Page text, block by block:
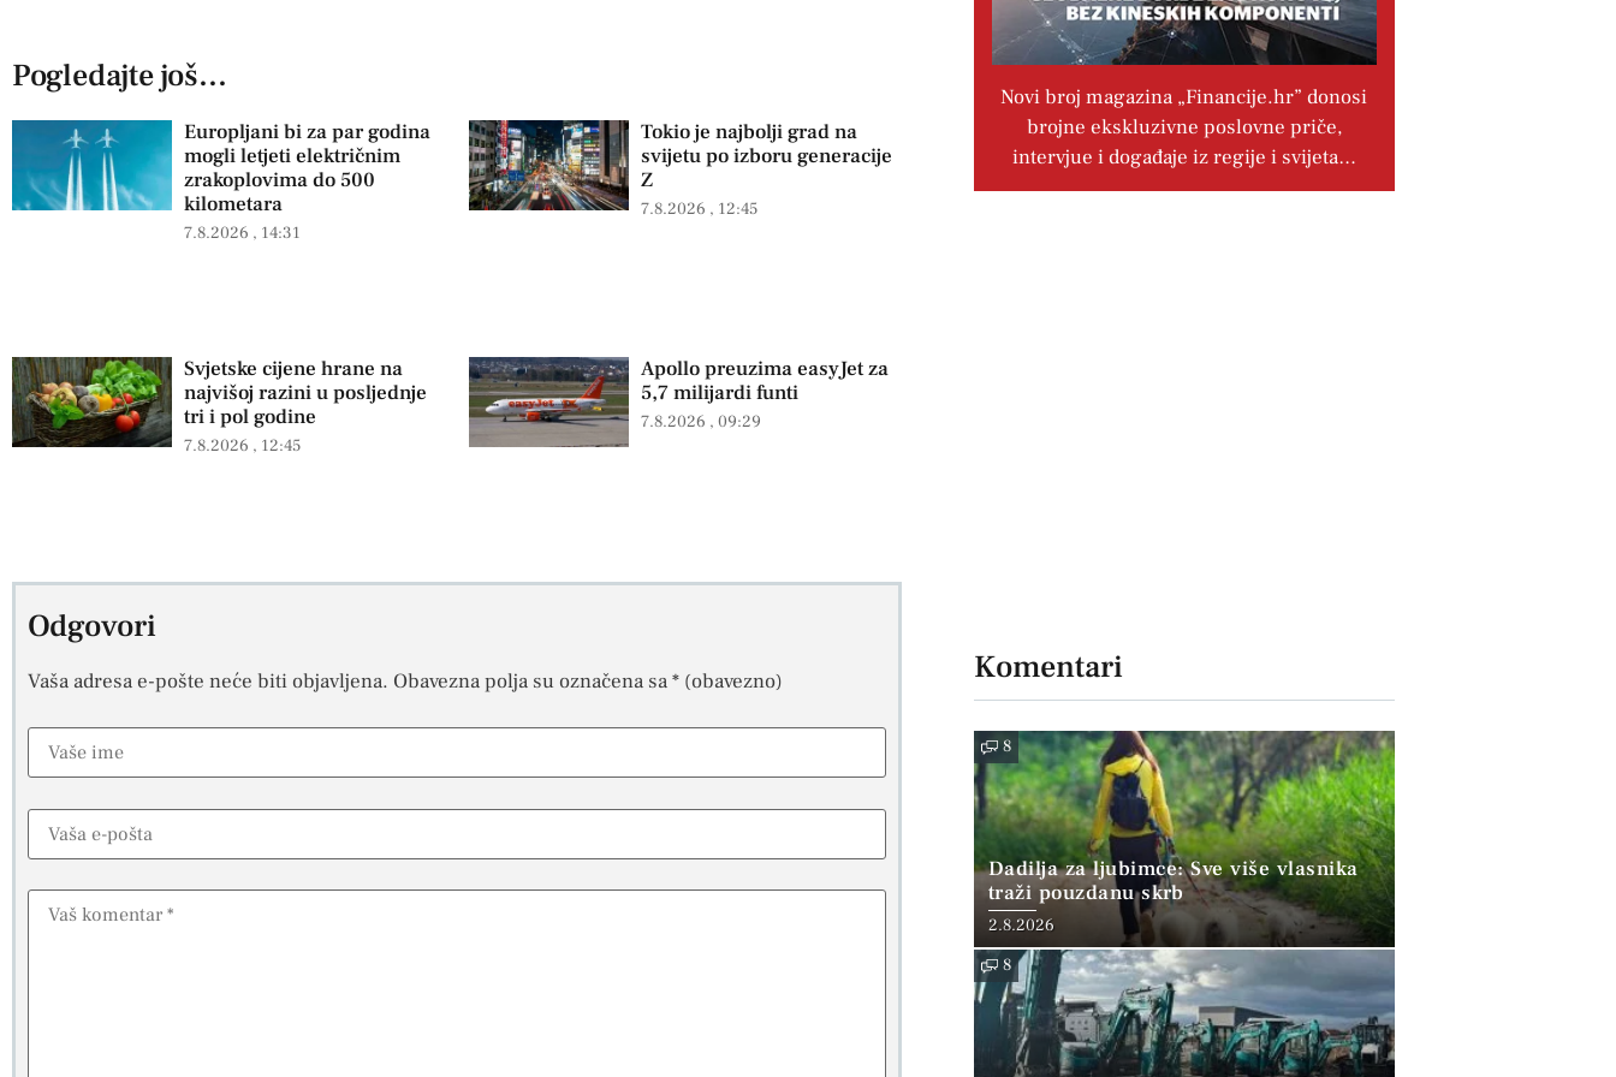
Pogledajte još...
Europljani bi za par godina
mogli letjeti električnim
zrakoplovima do 500
kilometara
7.8.2026 14:31
Tokio je najbolji grad na
svijetu po izboru generacije
Z
7.8.2026 12:45
Svjetske cijene hrane na
najvišoj razini u posljednje
tri i pol godine
7.8.2026 12:45
Apollo preuzima easyJet za
5,7 milijardi funti
7.8.2026 09:29
Odgovori
Vaša adresa e-pošte neće biti objavljena. Obavezna polja su označena sa* (obavezno)
Novi broj magazina „Financije.hr” donosi
brojne ekskluzivne poslovne priče,
intervjue i događaje iz regije i svijeta…
Komentari
8
Dadilja za ljubimce: Sve više vlasnika
traži pouzdanu skrb
2.8.2026
8